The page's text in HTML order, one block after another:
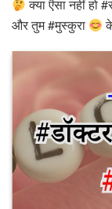
क्या ऎसा नहीं हो
और तुम #मुस्कुरा